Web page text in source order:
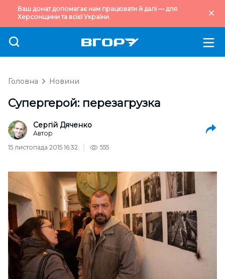
Ваш донат допомагає нам працювати й далі — для
Херсонщини та всієї України.
Головна Новини
Супергерой: перезагрузка
Сергій Дяченко
Автор
15 листопада 2015 16:32
555